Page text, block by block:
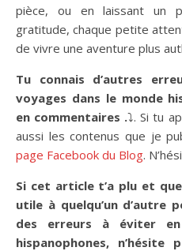
pièce, ou en laissant un
gratitude, chaque petite
de vivre une aventure plus
Tu connais d’autres
voyages dans le monde
en commentaires .⤵. Si tu
aussi les contenus que je
page Facebook du Blog.
Si cet article t’a plu et
utile à quelqu’un d’autre
des erreurs à éviter
hispanophones,